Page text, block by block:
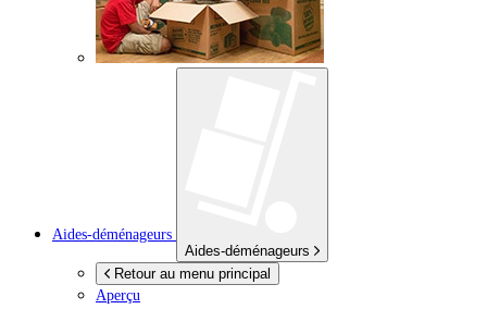
Aides-déménageurs
Aides-déménageurs
Retour au menu principal
Aperçu